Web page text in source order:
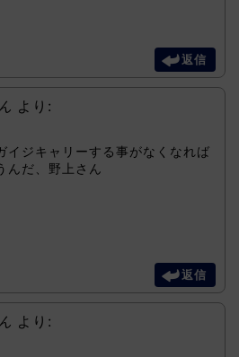
返信
より:
イジキャリーする事がなくなれば
んだ、野上さん
返信
より: